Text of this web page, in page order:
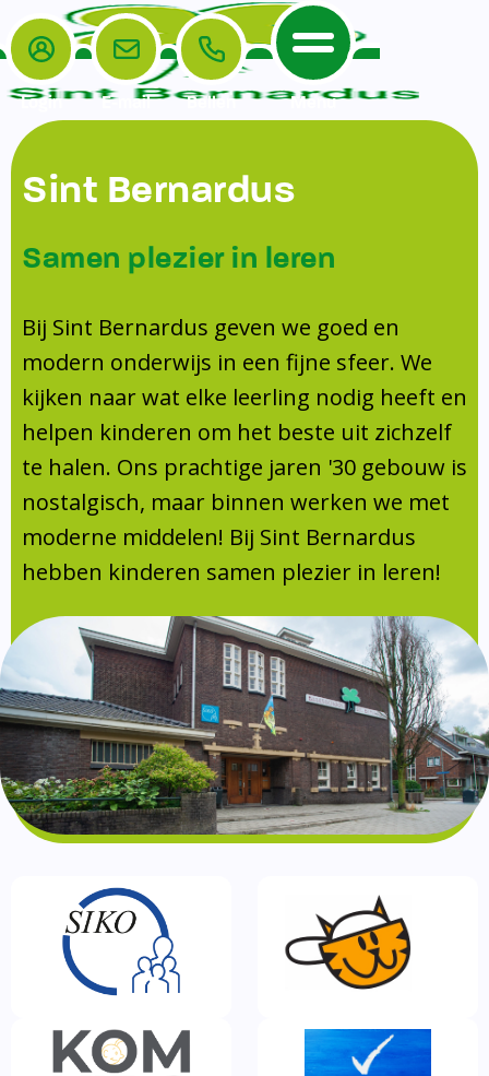
Home
De School
Veiligheidsplan
Onderwijs
Leerlingenraad
Leerlingenzorg
Doorstroomtoets
Jeugdprofessional op school
Centrum Jeugd en Gezin
Schoollogopedie
schoolondersteuningsprofiel
Schooltijden
Absentie
Vakanties
Aanmelden
Schoolgids
Gezonde school
Kinderopvang
BSO
Routebeschrijving
Privacy
Het Team
Ouders
Ouders
TussenSchoolse Opvang (TSO)
Ouderraad (OR)
Medezeggenschapsraad (MR)
Formulieren
Klachtenregeling
Contact
Login E-mail Bellen Menu
Sint Bernardus
Samen plezier in leren
Bij Sint Bernardus geven we goed en
modern onderwijs in een fijne sfeer. We
kijken naar wat elke leerling nodig heeft en
helpen kinderen om het beste uit zichzelf
te halen. Ons prachtige jaren '30 gebouw is
nostalgisch, maar binnen werken we met
moderne middelen! Bij Sint Bernardus
hebben kinderen samen plezier in leren!